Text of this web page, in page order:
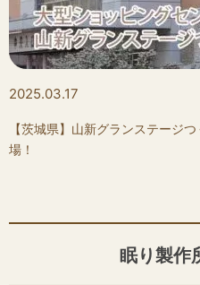
2025.03.17
【茨城県】山新グランステージ
場！
眠り製作